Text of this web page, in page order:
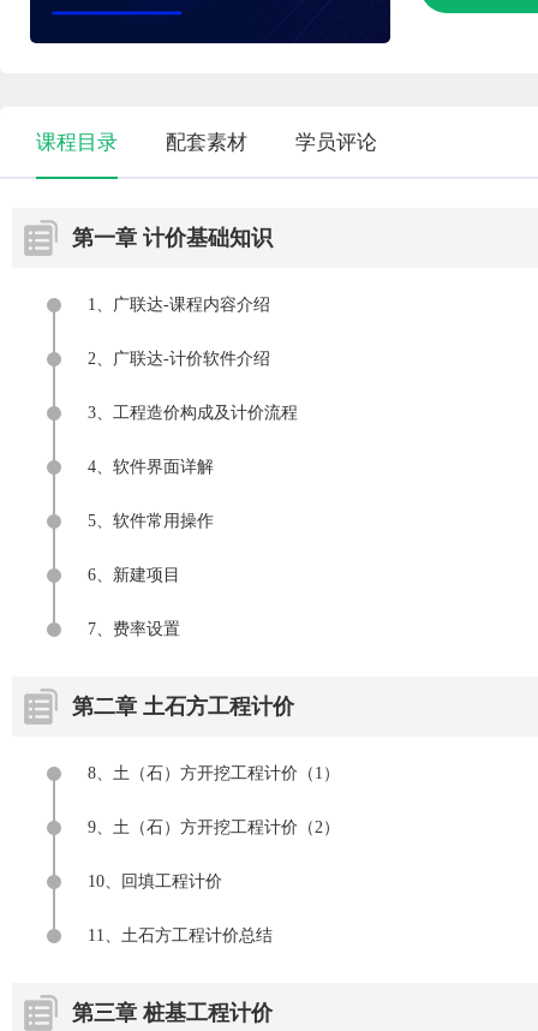
课程目录 配套素材 学员评论
第一章 计价基础知识
1、广联达-课程内容介绍
2、广联达-计价软件介绍
3、工程造价构成及计价流程
4、软件界面详解
5、软件常用操作
6、新建项目
7、费率设置
第二章 土石方工程计价
8、土（石）方开挖工程计价（1）
9、土（石）方开挖工程计价（2）
10、回填工程计价
11、土石方工程计价总结
第三章 桩基工程计价